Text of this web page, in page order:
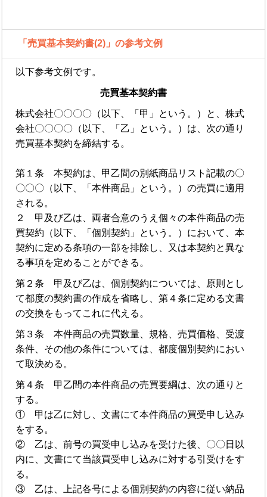
「売買基本契約書(2)」の参考文例
以下参考文例です。
売買基本契約書
株式会社〇〇〇〇（以下、「甲」という。）と、株式
会社〇〇〇〇（以下、「乙」という。）は、次の通り
売買基本契約を締結する。
第１条 本契約は、甲乙間の別紙商品リスト記載の〇
〇〇〇（以下、「本件商品」という。）の売買に適用
される。
２ 甲及び乙は、両者合意のうえ個々の本件商品の売
買契約（以下、「個別契約」という。）において、本
契約に定める条項の一部を排除し、又は本契約と異な
る事項を定めることができる。
第２条 甲及び乙は、個別契約については、原則とし
て都度の契約書の作成を省略し、第４条に定める文書
の交換をもってこれに代える。
第３条 本件商品の売買数量、規格、売買価格、受渡
条件、その他の条件については、都度個別契約におい
て取決める。
第４条 甲乙間の本件商品の売買要綱は、次の通りと
する。
① 甲は乙に対し、文書にて本件商品の買受申し込み
をする。
② 乙は、前号の買受申し込みを受けた後、〇〇日以
内に、文書にて当該買受申し込みに対する引受けをす
る。
③ 乙は、上記各号による個別契約の内容に従い納品